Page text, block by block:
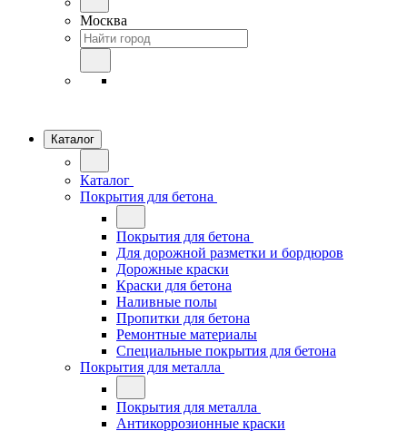
Москва
Каталог
Каталог
Покрытия для бетона
Покрытия для бетона
Для дорожной разметки и бордюров
Дорожные краски
Краски для бетона
Наливные полы
Пропитки для бетона
Ремонтные материалы
Специальные покрытия для бетона
Покрытия для металла
Покрытия для металла
Антикоррозионные краски